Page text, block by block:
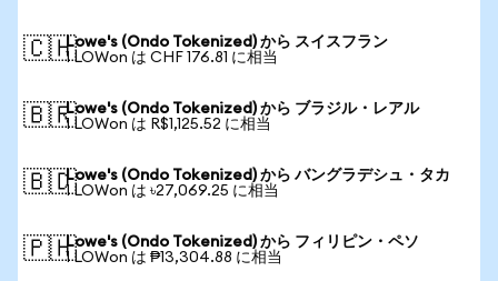
🇨🇭Lowe's (Ondo Tokenized) から スイスフラン
1 LOWon は CHF 176.81 に相当
🇧🇷Lowe's (Ondo Tokenized) から ブラジル・レアル
1 LOWon は R$1,125.52 に相当
🇧🇩Lowe's (Ondo Tokenized) から バングラデシュ・タカ
1 LOWon は ৳27,069.25 に相当
🇵🇭Lowe's (Ondo Tokenized) から フィリピン・ペソ
1 LOWon は ₱13,304.88 に相当